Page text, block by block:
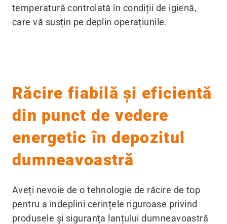
temperatură controlată în condiții de igienă,
care vă susțin pe deplin operațiunile.
Răcire fiabilă și eficientă
din punct de vedere
energetic în depozitul
dumneavoastră
Aveți nevoie de o tehnologie de răcire de top
pentru a îndeplini cerințele riguroase privind
produsele și siguranța lanțului dumneavoastră